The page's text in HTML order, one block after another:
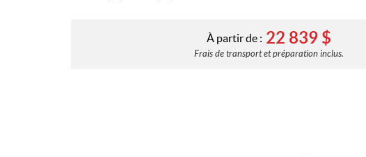
À partir de : 22 839 $
Frais de transport et préparation inclus.